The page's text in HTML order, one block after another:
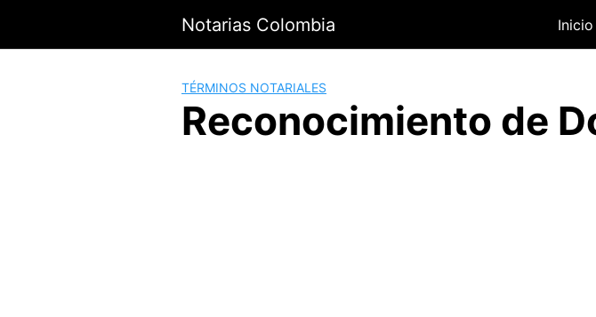
contenido
Notarias Colombia Inicio
TÉRMINOS NOTARIALES
Reconocimiento de